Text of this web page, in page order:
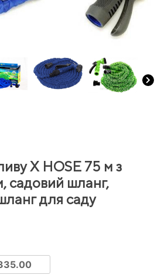
X HOSE 75 м з
садовий шланг,
для саду